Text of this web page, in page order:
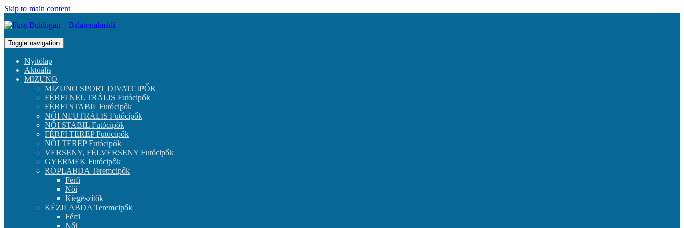
Skip to main content
Toggle navigation
Nyitólap
Aktuális
MIZUNO
MIZUNO SPORT DIVATCIPŐK
FÉRFI NEUTRÁLIS Futócipők
FÉRFI STABIL Futócipők
NŐI NEUTRÁLIS Futócipők
NŐI STABIL Futócipők
FÉRFI TEREP Futócipők
NŐI TEREP Futócipők
VERSENY, FÉLVERSENY Futócipők
GYERMEK Futócipők
RÖPLABDA Teremcipők
Férfi
Női
Kiegészítők
KÉZILABDA Teremcipők
Férfi
Női